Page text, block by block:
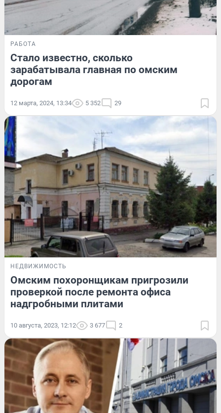
РАБОТА
Стало известно, сколько
зарабатывала главная по омским
дорогам
12 марта, 2024, 13:34 5 352 29
НЕДВИЖИМОСТЬ
Омским похоронщикам пригрозили
проверкой после ремонта офиса
надгробными плитами
10 августа, 2023, 12:12 3 677 2